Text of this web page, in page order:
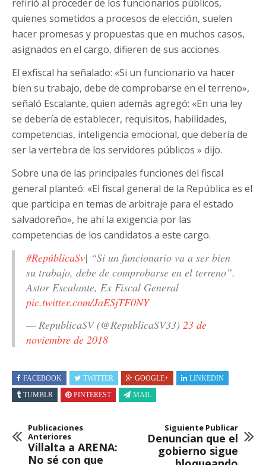
refirió al proceder de los funcionarios públicos,
quienes sometidos a procesos de elección, suelen
hacer promesas y propuestas que en muchos casos,
asignados en el cargo, difieren de sus acciones.
El exfiscal ha señalado: «Si un funcionario va hacer
bien su trabajo, debe de comprobarse en el terreno»,
señaló Escalante, quien además agregó: «En una ley
se debería de establecer, requisitos, habilidades,
competencias, inteligencia emocional, que debería de
ser la vertebra de los servidores públicos » dijo.
Sobre una de las principales funciones del fiscal
general planteó: «El fiscal general de la República es el
que participa en temas de arbitraje para el estado
salvadoreño», he ahí la exigencia por las
competencias de los candidatos a este cargo.
#RepúblicaSv| “Si un funcionario va a ser bien
su trabajo, debe de comprobarse en el terreno”.
Astor Escalante, Ex Fiscal General
pic.twitter.com/JaESjTF0NY
— RepublicaSV (@RepublicaSV33) 23 de
noviembre de 2018
FACEBOOK TWITTER GOOGLE+
LINKEDIN
TUMBLR
PINTEREST MAIL
Publicaciones
Anteriores
Villalta a ARENA:
No sé con que
Siguiente Publicar
Denuncian que el
gobierno sigue